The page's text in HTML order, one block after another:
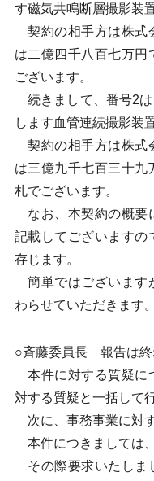
す磁気共鳴断層撮影装
契約の相手方は株式
は二億四千八百七万円
ございます。
続きまして、番号2は
します血管連続撮影装
契約の相手方は株式
は三億九千七百三十九
札でございます。
なお、本契約の概要
記載してございますの
存じます。
簡単ではございます
わらせていただきます
○斉藤委員長 報告は終
本件に対する質疑に
対する質疑と一括して
次に、事務事業に対
本件につきましては
その際要求いたしま